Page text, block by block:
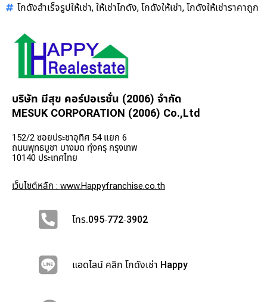
โกดังสำเร็จรูปให้เช่า, ให้เช่าโกดัง, โกดังให้เช่า, โกดังให้เช่าราคาถูก
บริษัท มีสุข คอร์ปอเรชั่น (2006) จำกัด
MESUK CORPORATION (2006) Co.,Ltd
152/2 ซอยประชาอุทิศ 54 แยก 6
ถนนพุทธบูชา บางมด ทุ่งครุ กรุงเทพ
10140 ประเทศไทย
เว็บไซต์หลัก : www.Happyfranchise.co.th
โทร.095-772-3902
แอดไลน์ คลิก โกดังเช่า Happy